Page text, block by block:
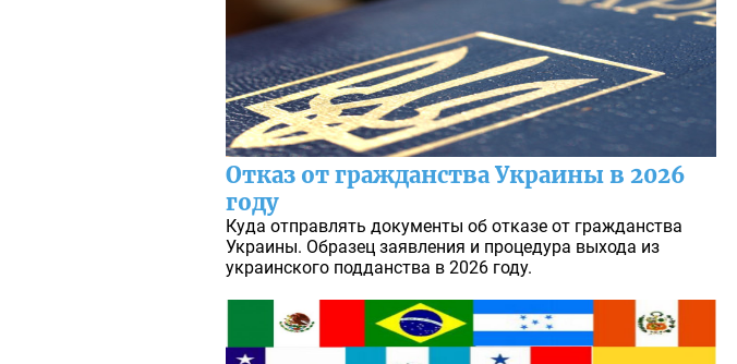
Отказ от гражданства Украины в 2026
году
Куда отправлять документы об отказе от гражданства
Украины. Образец заявления и процедура выхода из
украинского подданства в 2026 году.